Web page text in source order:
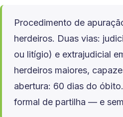
Procedimento de
herdeiros. Duas vias:
ou litígio) e extrajudicial
herdeiros maiores,
abertura: 60 dias do
formal de partilha — e